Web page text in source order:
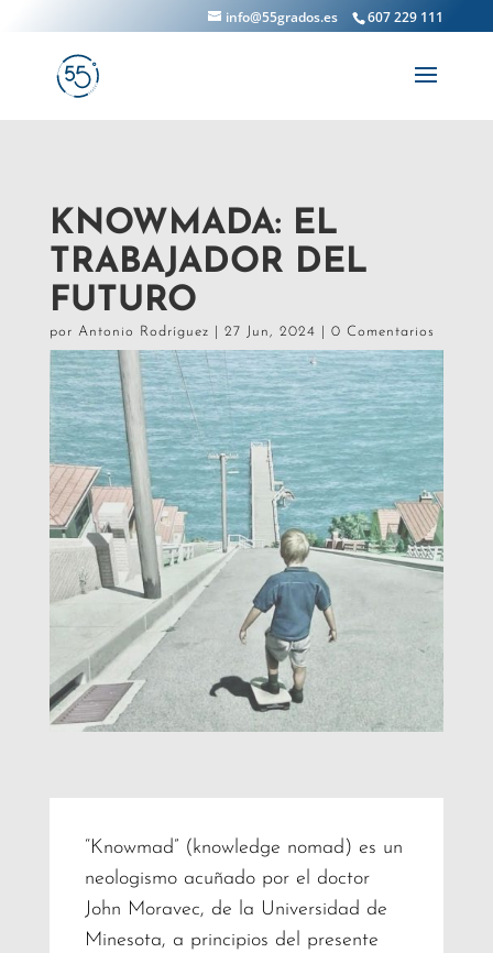
607 229 111
info@55grados.es
KNOWMADA: EL
TRABAJADOR DEL
FUTURO
por Antonio Rodríguez 27 Jun, 2024 0 Comentarios
“Knowmad” (knowledge nomad) es un
neologismo acuñado por el doctor
John Moravec, de la Universidad de
Minesota, a principios del presente